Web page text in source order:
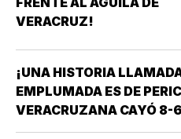
VERACRUZ!
¡UNA HISTORIA
EMPLUMADA ES DE
VERACRUZANA CAYÓ 8-
PUEBLA EN EL